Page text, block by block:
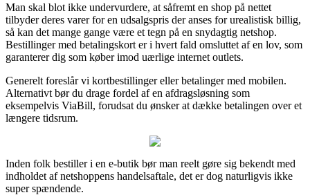
Man skal blot ikke undervurdere, at såfremt en shop på nettet
tilbyder deres varer for en udsalgspris der anses for urealistisk billig,
så kan det mange gange være et tegn på en snydagtig netshop.
Bestillinger med betalingskort er i hvert fald omsluttet af en lov, som
garanterer dig som køber imod uærlige internet outlets.
Generelt foreslår vi kortbestillinger eller betalinger med mobilen.
Alternativt bør du drage fordel af en afdragsløsning som
eksempelvis ViaBill, forudsat du ønsker at dække betalingen over et
længere tidsrum.
Inden folk bestiller i en e-butik bør man reelt gøre sig bekendt med
indholdet af netshoppens handelsaftale, det er dog naturligvis ikke
super spændende.